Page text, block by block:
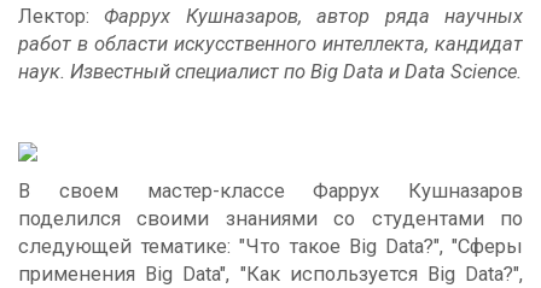
Лектор:Фаррух Кушназаров, автор ряда научных
работ в области искусственного интеллекта, кандидат
наук. Известный специалист по Big Data и Data Science.
В своем мастер-классе Фаррух Кушназаров
поделился своими знаниями со студентами по
следующей тематике: "Что такое Big Data?", "Сферы
применения Big Data", "Как используется Big Data?",